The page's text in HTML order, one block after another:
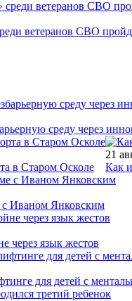
ветеранов СВО
среду через
в Старом Осколе
21
Как
с Иваном Янковским
через язык жестов
для детей с